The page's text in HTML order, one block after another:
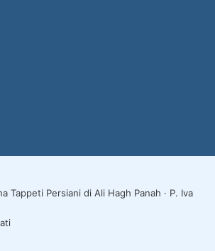
Tappeti Persiani di Ali Hagh Panah · P. Iva